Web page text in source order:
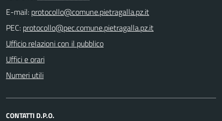
E-mail:
PEC:
Ufficio relazioni con il pubblico
Uffici e orari
Numeri utili
CONTATTI D.P.O.